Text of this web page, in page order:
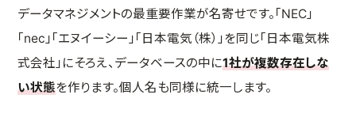
データマネジメントの最重要作業が名寄せです。「NEC」
「nec」「エヌイーシー」「日本電気（株）」を同じ「日本電気株
式会社」にそろえ、データベースの中に1社が複数存在しな
い状態を作ります。個人名も同様に統一します。